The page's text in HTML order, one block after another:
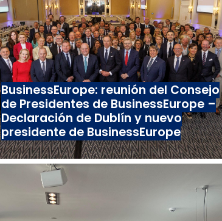
BusinessEurope: reunión del Consejo
de Presidentes de BusinessEurope –
Declaración de Dublín y nuevo
presidente de BusinessEurope